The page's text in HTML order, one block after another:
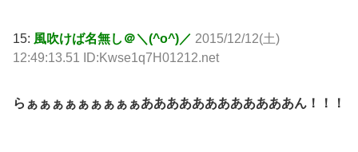
15: 風吹けば名無し＠＼(^o^)／ 2015/12/12(土)
12:49:13.51 ID:Kwse1q7H01212.net
らぁぁぁぁぁぁぁぁぁああああああああああああん！！！